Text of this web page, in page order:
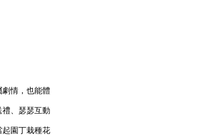
情，也能體
、瑟瑟互動
起園丁栽種花